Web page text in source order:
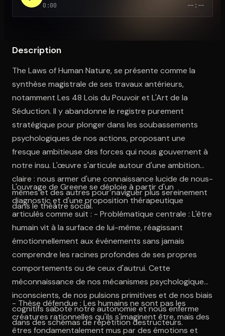
Ouvre l'app Appareil photo, pointe sur le code. C'est gratuit à
0:00 --:--
Description
The Laws of Human Nature, se présente comme la
synthèse magistrale de ses travaux antérieurs,
notamment Les 48 Lois du Pouvoir et L'Art de la
Séduction. Il y abandonne le registre purement
stratégique pour plonger dans les soubassements
psychologiques de nos actions, proposant une
fresque ambitieuse des forces qui nous gouvernent à
notre insu. L'œuvre s'articule autour d'une ambition
claire : nous armer d'une connaissance lucide de nous-
mêmes et des autres pour naviguer plus sereinement
dans le théâtre social.
L'ouvrage de Greene se déploie à partir d'un
diagnostic et d'une proposition thérapeutique
articulés comme suit : - Problématique centrale : L'être
humain vit à la surface de lui-même, réagissant
émotionnellement aux événements sans jamais
comprendre les racines profondes de ses propres
comportements ou de ceux d'autrui. Cette
méconnaissance de nos mécanismes psychologiques
inconscients, de nos pulsions primitives et de nos biais
cognitifs sabote notre autonomie et nous enferme
dans des schémas de répétition destructeurs.
- Thèse défendue : Les humains ne sont pas les
créatures rationnelles qu'ils s'imaginent être, mais des
êtres fondamentalement mus par des émotions et